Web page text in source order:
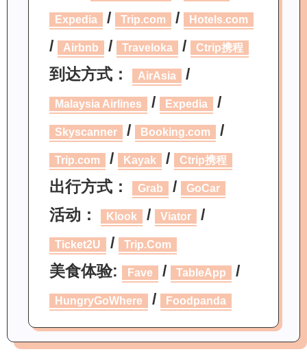
Expedia / Trip.com / Hotels.com
/ Airbnb / Traveloka / Ctrip携程
到达方式： AirAsia /
Malaysia Airlines / Expedia /
Skyscanner / Booking.com /
Trip.com / Kayak / Ctrip携程
出行方式： Grab / GoCar
活动： Klook / Viator /
Ticket2U / Trip.Com
美食体验: Fave / TableApp /
HungryGoWhere / Foodpanda